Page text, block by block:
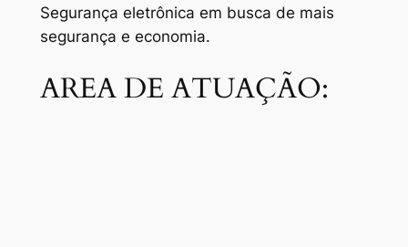
Segurança eletrônica em busca de mais
segurança e economia.
AREA DE ATUAÇÃO: